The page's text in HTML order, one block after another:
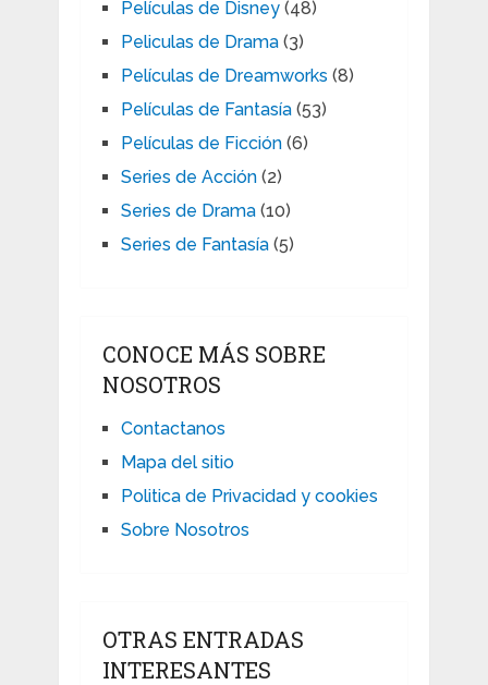
Películas de Disney(48)
Peliculas de Drama(3)
Películas de Dreamworks (8)
Películas de Fantasía(53)
Películas de Ficción(6)
Series de Acción(2)
Series de Drama(10)
Series de Fantasía(5)
CONOCE MÁS SOBRE
NOSOTROS
Contactanos
Mapa del sitio
Politica de Privacidad y cookies
Sobre Nosotros
OTRAS ENTRADAS
INTERESANTES